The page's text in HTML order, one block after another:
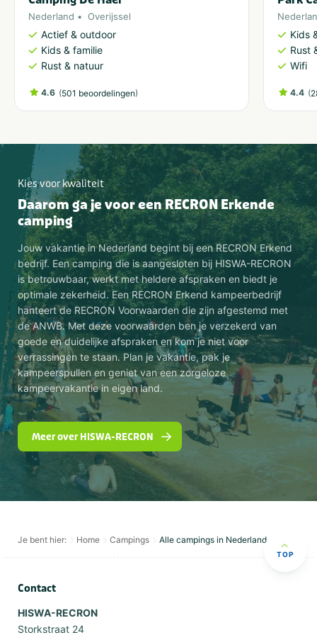
Nederland Overijssel
Actief & outdoor
Kids & familie
Rust & natuur
4.6 (501 beoordelingen)
Kids
Rust
Wifi
4.4 (
Kies voor kwaliteit
Daarom ga je voor een RECRON Erkende
camping
Jouw vakantie in Nederland begint bij een RECRON Erkend
bedrijf. Een camping die is aangesloten bij HISWA-RECRON
is betrouwbaar, werkt met heldere afspraken en biedt je
optimale zekerheid. Een RECRON Erkend kampeerbedrijf
hanteert de RECRON Voorwaarden die zijn afgestemd met
de ANWB. Met deze voorwaarden ben je verzekerd van
goede en duidelijke afspraken en kom je niet voor
verrassingen te staan. Plan je vakantie, pak je
kampeerspullen en geniet van een zorgeloze
kampeervakantie in eigen land.
Meer over HISWA-RECRON
Je bent hier: Home Campings Alle campings in Nederland
TOP
Contact
HISWA-RECRON
Storkstraat 24